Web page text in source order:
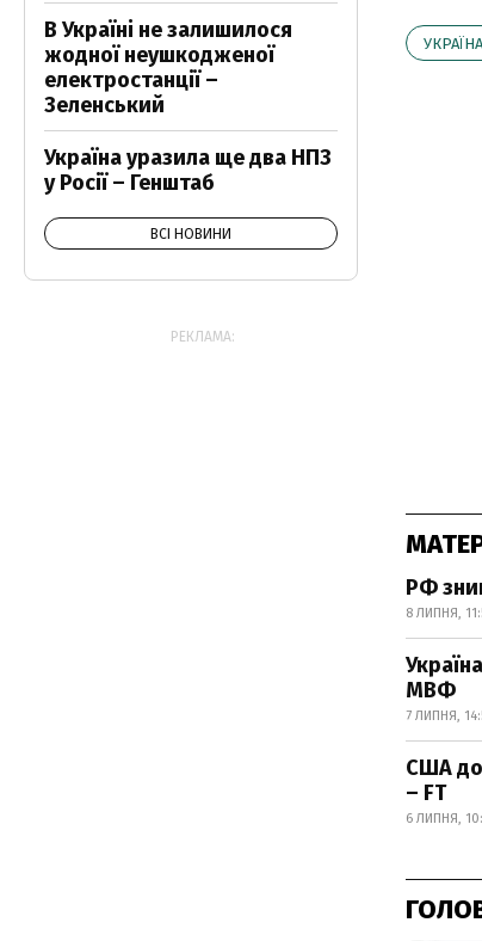
УКРАЇНА
РФ
8 ЛИПНЯ,
МВФ
7 ЛИПНЯ,
США
– FT
6 ЛИПНЯ,
В Україні не залишилося
жодної неушкодженої
електростанції –
Зеленський
Україна уразила ще два НПЗ
у Росії – Генштаб
ВСІ НОВИНИ
РЕКЛАМА: